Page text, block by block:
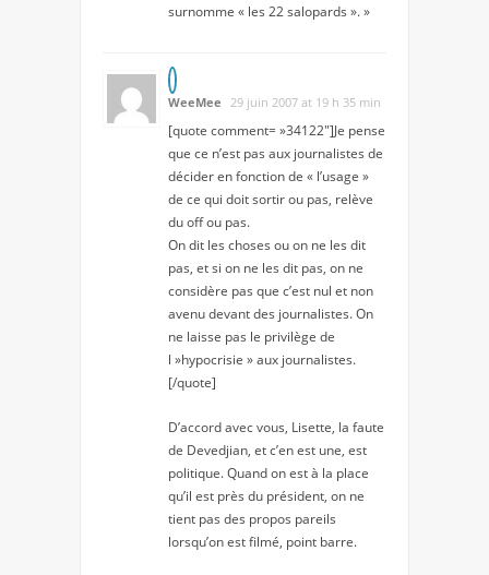
surnomme « les 22 salopards ». »
WeeMee 29 juin 2007 at 19 h 35 min
[quote comment= »34122″]Je pense
que ce n’est pas aux journalistes de
décider en fonction de « l’usage »
de ce qui doit sortir ou pas, relève
du off ou pas.
On dit les choses ou on ne les dit
pas, et si on ne les dit pas, on ne
considère pas que c’est nul et non
avenu devant des journalistes. On
ne laisse pas le privilège de
l »hypocrisie » aux journalistes.
[/quote]
D’accord avec vous, Lisette, la faute
de Devedjian, et c’en est une, est
politique. Quand on est à la place
qu’il est près du président, on ne
tient pas des propos pareils
lorsqu’on est filmé, point barre.